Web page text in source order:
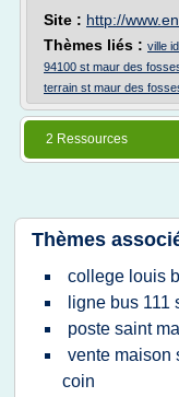
Site : http://
Thèmes liés : ville
94100 st maur des
terrain st maur des
2 Ressources
Thèmes
college louis
ligne bus 111
poste saint
vente maison
coin